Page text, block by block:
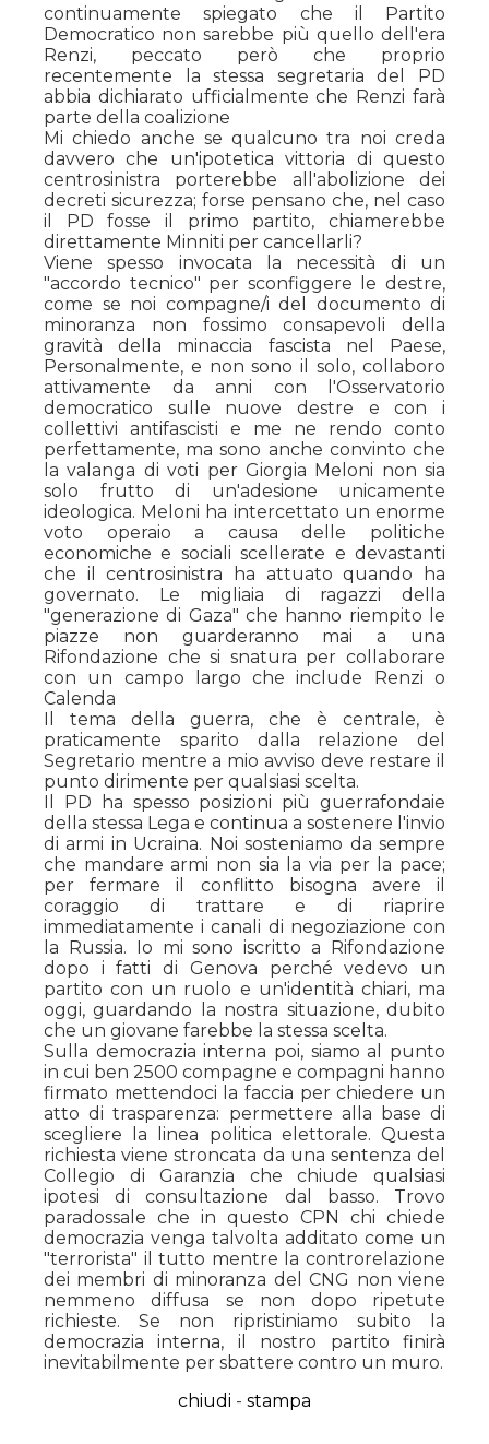
continuamente spiegato che il Partito
Democratico non sarebbe più quello dell'era
Renzi, peccato però che proprio
recentemente la stessa segretaria del PD
abbia dichiarato ufficialmente che Renzi farà
parte della coalizione
Mi chiedo anche se qualcuno tra noi creda
davvero che un'ipotetica vittoria di questo
centrosinistra porterebbe all'abolizione dei
decreti sicurezza; forse pensano che, nel caso
il PD fosse il primo partito, chiamerebbe
direttamente Minniti per cancellarli?
Viene spesso invocata la necessità di un
"accordo tecnico" per sconfiggere le destre,
come se noi compagne/i del documento di
minoranza non fossimo consapevoli della
gravità della minaccia fascista nel Paese,
Personalmente, e non sono il solo, collaboro
attivamente da anni con l'Osservatorio
democratico sulle nuove destre e con i
collettivi antifascisti e me ne rendo conto
perfettamente, ma sono anche convinto che
la valanga di voti per Giorgia Meloni non sia
solo frutto di un'adesione unicamente
ideologica. Meloni ha intercettato un enorme
voto operaio a causa delle politiche
economiche e sociali scellerate e devastanti
che il centrosinistra ha attuato quando ha
governato. Le migliaia di ragazzi della
"generazione di Gaza" che hanno riempito le
piazze non guarderanno mai a una
Rifondazione che si snatura per collaborare
con un campo largo che include Renzi o
Calenda
Il tema della guerra, che è centrale, è
praticamente sparito dalla relazione del
Segretario mentre a mio avviso deve restare il
punto dirimente per qualsiasi scelta.
Il PD ha spesso posizioni più guerrafondaie
della stessa Lega e continua a sostenere l'invio
di armi in Ucraina. Noi sosteniamo da sempre
che mandare armi non sia la via per la pace;
per fermare il conflitto bisogna avere il
coraggio di trattare e di riaprire
immediatamente i canali di negoziazione con
la Russia. Io mi sono iscritto a Rifondazione
dopo i fatti di Genova perché vedevo un
partito con un ruolo e un'identità chiari, ma
oggi, guardando la nostra situazione, dubito
che un giovane farebbe la stessa scelta.
Sulla democrazia interna poi, siamo al punto
in cui ben 2500 compagne e compagni hanno
firmato mettendoci la faccia per chiedere un
atto di trasparenza: permettere alla base di
scegliere la linea politica elettorale. Questa
richiesta viene stroncata da una sentenza del
Collegio di Garanzia che chiude qualsiasi
ipotesi di consultazione dal basso. Trovo
paradossale che in questo CPN chi chiede
democrazia venga talvolta additato come un
"terrorista" il tutto mentre la controrelazione
dei membri di minoranza del CNG non viene
nemmeno diffusa se non dopo ripetute
richieste. Se non ripristiniamo subito la
democrazia interna, il nostro partito finirà
inevitabilmente per sbattere contro un muro.
chiudi - stampa